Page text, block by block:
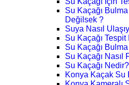
Su Kaçağı
Değilsek ?
Suya Nasıl
Su Kaçağı
Su Kaçağı
Su Kaçağı Nasıl
Su Kaçağı Nedir?
Konya Kaçak Su